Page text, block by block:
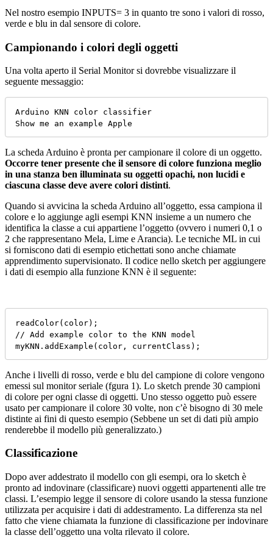
Nel nostro esempio INPUTS= 3 in quanto tre sono i valori di rosso,
verde e blu in dal sensore di colore.
Campionando i colori degli oggetti
Una volta aperto il Serial Monitor si dovrebbe visualizzare il
seguente messaggio:
Arduino KNN color classifier
Show me an example Apple
La scheda Arduino è pronta per campionare il colore di un oggetto.
Occorre tener presente che il sensore di colore funziona meglio
in una stanza ben illuminata su oggetti opachi, non lucidi e
ciascuna classe deve avere colori distinti.
Quando si avvicina la scheda Arduino all’oggetto, essa campiona il
colore e lo aggiunge agli esempi KNN insieme a un numero che
identifica la classe a cui appartiene l’oggetto (ovvero i numeri 0,1 o
2 che rappresentano Mela, Lime e Arancia). Le tecniche ML in cui
si forniscono dati di esempio etichettati sono anche chiamate
apprendimento supervisionato. Il codice nello sketch per aggiungere
i dati di esempio alla funzione KNN è il seguente:
readColor(color);
// Add example color to the KNN model
myKNN.addExample(color, currentClass);
Anche i livelli di rosso, verde e blu del campione di colore vengono
emessi sul monitor seriale (fgura 1). Lo sketch prende 30 campioni
di colore per ogni classe di oggetti. Uno stesso oggetto può essere
usato per campionare il colore 30 volte, non c’è bisogno di 30 mele
distinte ai fini di questo esempio (Sebbene un set di dati più ampio
renderebbe il modello più generalizzato.)
Classificazione
Dopo aver addestrato il modello con gli esempi, ora lo sketch è
pronto ad indovinare (classificare) nuovi oggetti appartenenti alle tre
classi. L’esempio legge il sensore di colore usando la stessa funzione
utilizzata per acquisire i dati di addestramento. La differenza sta nel
fatto che viene chiamata la funzione di classificazione per indovinare
la classe dell’oggetto una volta rilevato il colore.